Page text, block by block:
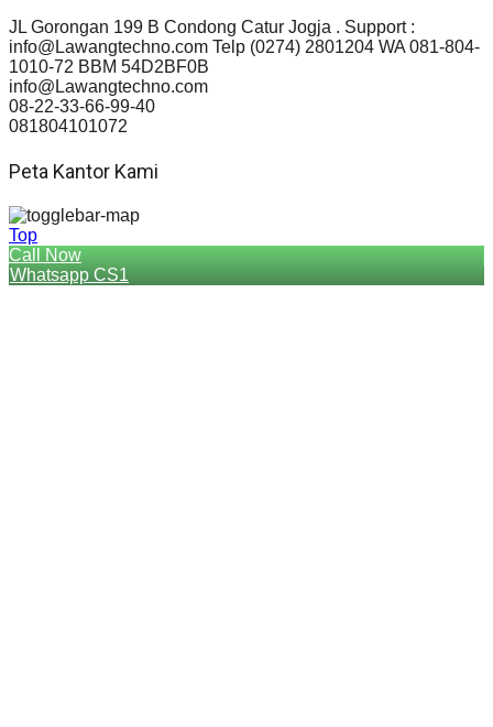
JL Gorongan 199 B Condong Catur Jogja . Support :
info@Lawangtechno.com Telp (0274) 2801204 WA 081-804-
1010-72 BBM 54D2BF0B
info@Lawangtechno.com
08-22-33-66-99-40
081804101072
Peta Kantor Kami
Top
Call Now
Whatsapp CS1